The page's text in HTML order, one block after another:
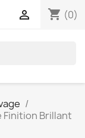
shopping_cart (0)

Brillant